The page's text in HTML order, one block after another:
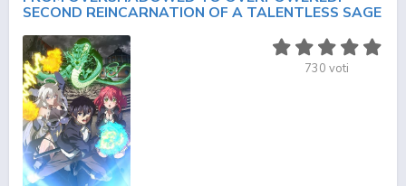
SECOND REINCARNATION OF A TALENTLESS SAGE
730 voti